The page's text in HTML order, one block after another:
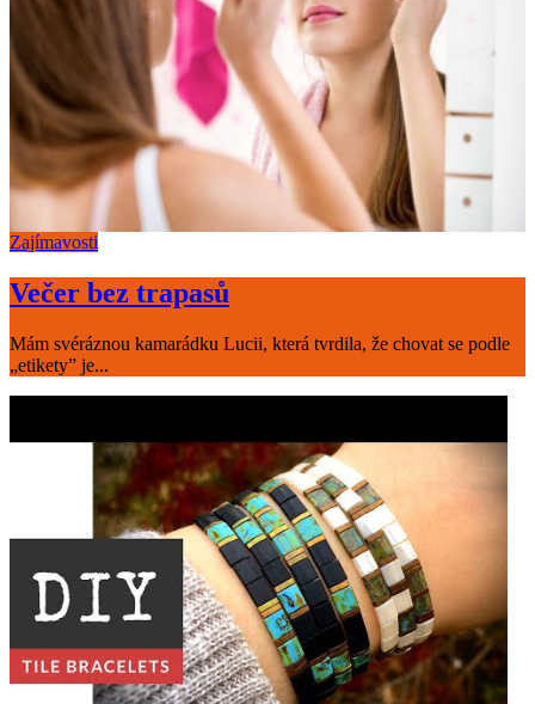
Zajímavosti
Večer bez trapasů
Mám svéráznou kamarádku Lucii, která tvrdila, že chovat se podle
„etikety” je...